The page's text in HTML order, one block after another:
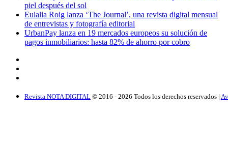
piel después del sol
Eulalia Roig lanza ‘The Journal’, una revista digital mensual
de entrevistas y fotografía editorial
UrbanPay lanza en 19 mercados europeos su solución de
pagos inmobiliarios: hasta 82% de ahorro por cobro
Revista NOTA DIGITAL © 2016 - 2026 Todos los derechos reservados |